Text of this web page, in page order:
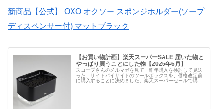
新商品【公式】 OXO オクソー スポンジホルダー(ソープ
ディスペンサー付) マットブラック
【お買い物計画】楽天スーパーSALE 届いた物と
やっぱり買うことにした物【2026年6月】
スコープさんのメルマガを見て、昨年購入を検討して見送
った、サイドバイサイドのツールボックスを、価格改定前
に購入することに決めました。楽天スーパーセールで購入